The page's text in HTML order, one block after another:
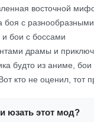
восточной
боя с
бои с боссами
драмы и
будто из аниме, бои
кто не оценил, тот
юзать этот мод?